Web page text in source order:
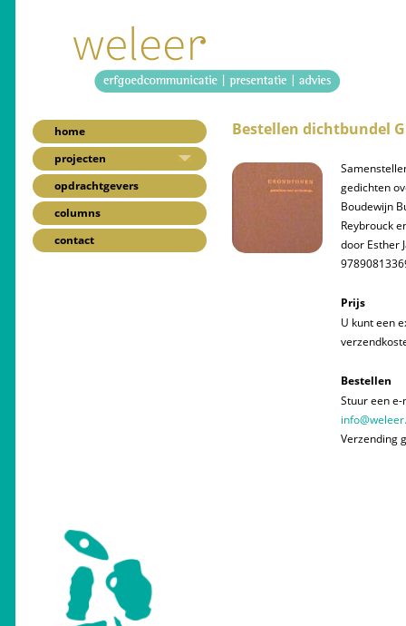
home
projecten
opdrachtgevers
columns
contact
Bestellen dichtbundel
gedichten
Boudewijn
Reybrouck
door Esther
Prijs
U kunt een
Bestellen
Stuur een
Verzending